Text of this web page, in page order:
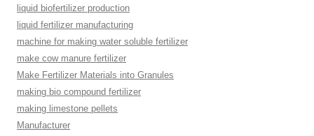
liquid biofertilizer production
liquid fertilizer manufacturing
machine for making water soluble fertilizer
make cow manure fertilizer
Make Fertilizer Materials into Granules
making bio compound fertilizer
making limestone pellets
Manufacturer